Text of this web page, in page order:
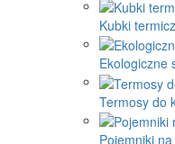
Kubki
Ekologiczne
Termosy do
Pojemniki